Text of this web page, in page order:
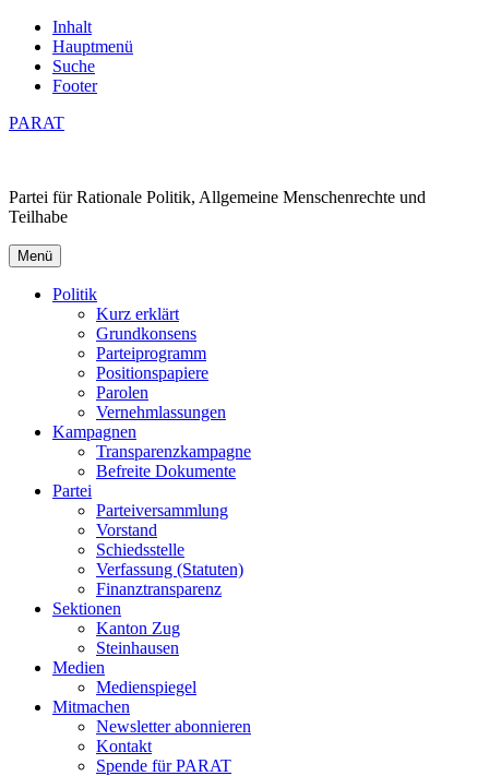
Inhalt
Hauptmenü
Suche
Footer
PARAT
Partei für Rationale Politik, Allgemeine Menschenrechte und
Teilhabe
Menü
Politik
Kurz erklärt
Grundkonsens
Parteiprogramm
Positionspapiere
Parolen
Vernehmlassungen
Kampagnen
Transparenzkampagne
Befreite Dokumente
Partei
Parteiversammlung
Vorstand
Schiedsstelle
Verfassung (Statuten)
Finanztransparenz
Sektionen
Kanton Zug
Steinhausen
Medien
Medienspiegel
Mitmachen
Newsletter abonnieren
Kontakt
Spende für PARAT